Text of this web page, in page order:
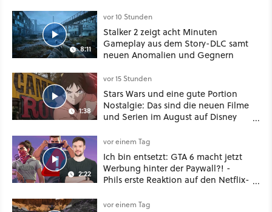
8:11
vor 10 Stunden
Stalker 2 zeigt acht Minuten
Gameplay aus dem Story-DLC samt
neuen Anomalien und Gegnern
1:38
vor 15 Stunden
Stars Wars und eine gute Portion
Nostalgie: Das sind die neuen Filme
und Serien im August auf Disney
2:22
vor einem Tag
Ich bin entsetzt: GTA 6 macht jetzt
Werbung hinter der Paywall?! -
Phils erste Reaktion auf den Netflix-
vor einem Tag